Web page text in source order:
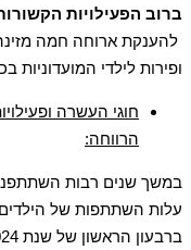
ברוב הפעילויות
להענקת ארוחה חמה
ופירות לילדי המועדוניות
חוגי העשרה
הרווחה:
במשך שנים רבות
עלות השתתפות של